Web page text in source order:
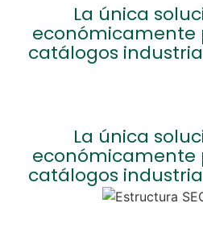
La única
económicamente
catálogos
La única
económicamente
catálogos